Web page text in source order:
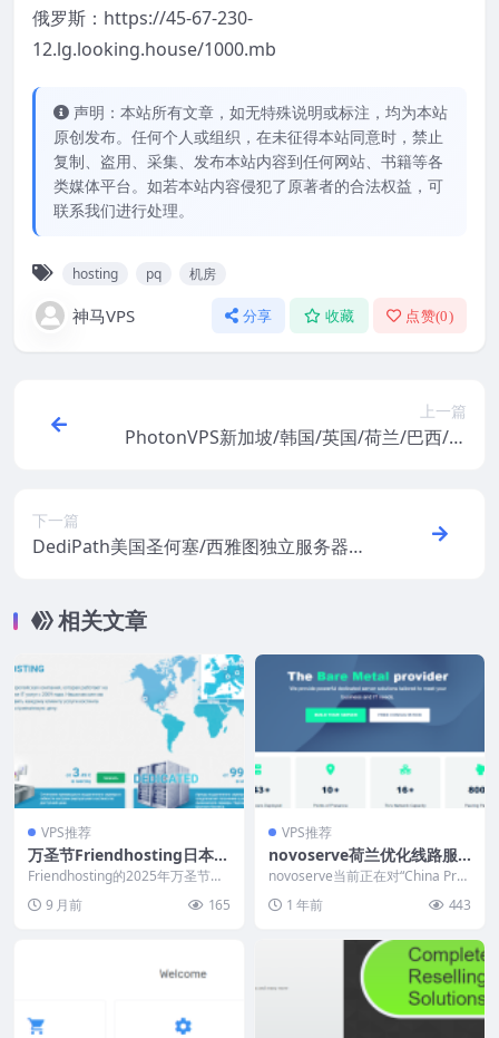
俄罗斯：https://45-67-230-
12.lg.looking.house/1000.mb
声明：本站所有文章，如无特殊说明或标注，均为本站
原创发布。任何个人或组织，在未征得本站同意时，禁止
复制、盗用、采集、发布本站内容到任何网站、书籍等各
类媒体平台。如若本站内容侵犯了原著者的合法权益，可
联系我们进行处理。
hosting pq 机房
神马VPS 分享 收藏 点赞(0)
上一篇
PhotonVPS新加坡/韩国/英国/荷兰/巴西/西
下一篇
DediPath美国圣何塞/西雅图独立服务器：E
l
相关文章
VPS推荐
万圣节Friendhosting日本/
巴西/美国/欧洲16机房VPS：
2.1欧元/月起，支持支付宝/
微信支付
Friendhosting的2025年万圣节优
20...9 月前 165
VPS推荐
novoserve荷兰优化线路服
务器，5折优惠€148/月，三
网直连中国/1Gbps不限流量
novoserve当前正在对“China Pre
1 年前 443